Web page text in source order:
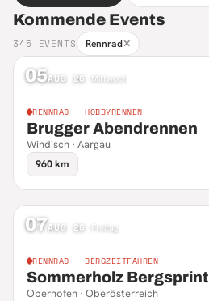
Kommende Events
345 EVENTS Rennrad✕
05AUG 26 Mittwoch
RENNRAD · HOBBYRENNEN
Brugger Abendrennen
Windisch · Aargau
960 km
07AUG 26 Freitag
RENNRAD · BERGZEITFAHREN
Sommerholz Bergsprint
Oberhofen · Oberösterreich